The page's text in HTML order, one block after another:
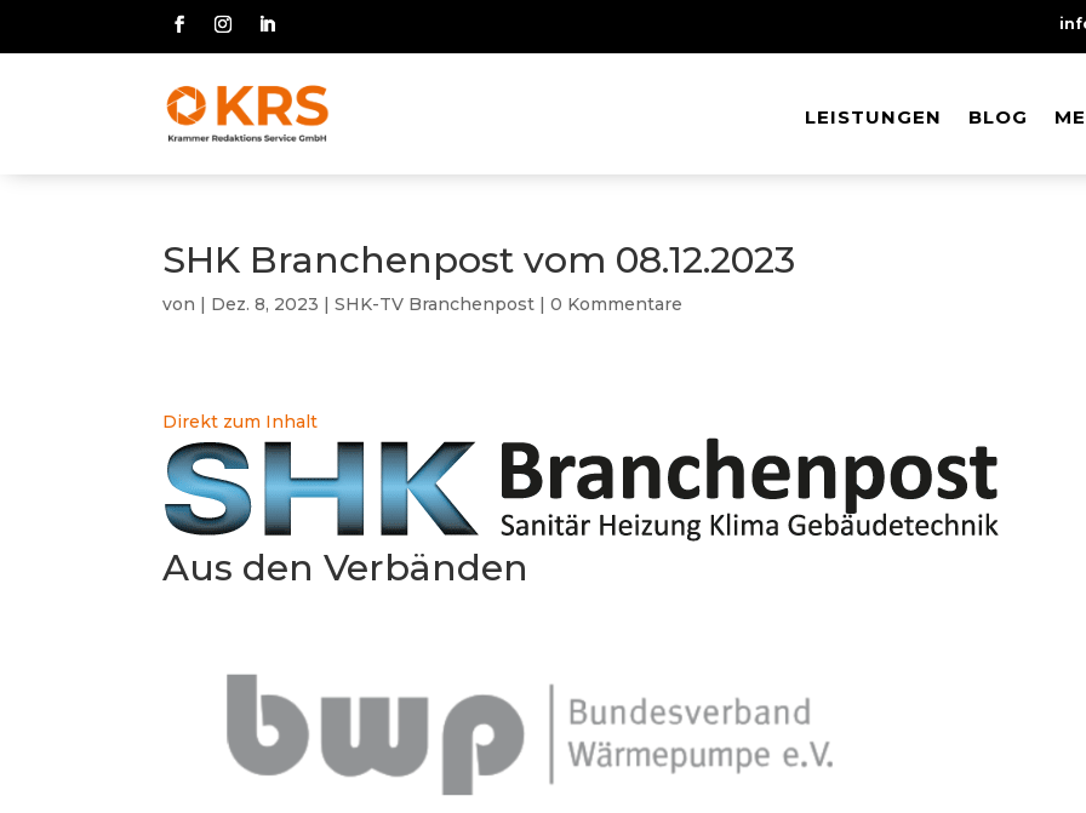
LEISTUNGEN BLOG
LEISTUNGEN BLOG
SHK Branchenpost vom 08.12.2023
von | Dez. 8, 2023 |SHK-TV Branchenpost |0 Kommentare
Direkt zum Inhalt
Aus den Verbänden